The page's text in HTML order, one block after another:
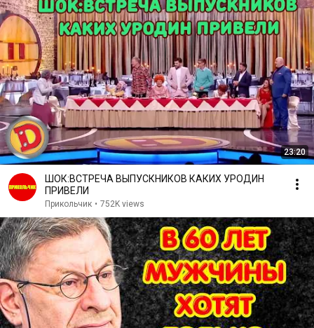
23:20
ШОК:ВСТРЕЧА ВЫПУСКНИКОВ КАКИХ УРОДИН
ПРИВЕЛИ
Прикольчик • 752K views